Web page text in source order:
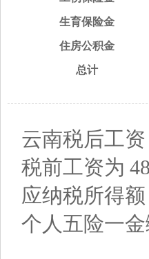
生育保险金
住房公积金
总计
云南税后工资
税前工资为
应纳税所得额
个人五险一